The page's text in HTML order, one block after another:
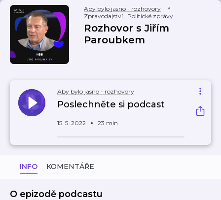
Aby bylo jasno - rozhovory
Zpravodajství, Politické zprávy
Rozhovor s Jiřím
Paroubkem
Aby bylo jasno - rozhovory
Poslechněte si podcast
15. 5. 2022 23 min
INFO KOMENTÁŘE
O epizodě podcastu